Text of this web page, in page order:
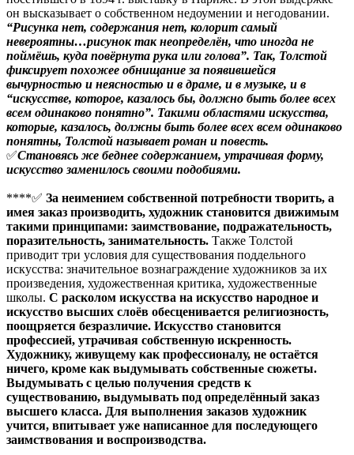
он высказывает о собственном недоумении и негодовании.
“Рисунка нет, содержания нет, колорит самый
невероятны…рисунок так неопределён, что иногда не
поймёшь, куда повёрнута рука или голова”. Так, Толстой
фиксирует похожее обнищание за появившейся
вычурностью и неясностью и в драме, и в музыке, и в
“искусстве, которое, казалось бы, должно быть более всех
всем одинаково понятно”. Такими областями искусства,
которые, казалось, должны быть более всех всем одинаково
понятны, Толстой называет роман и повесть.
✅Становясь же беднее содержанием, утрачивая форму,
искусство заменилось своими подобиями.
****✅ За неимением собственной потребности творить, а
имея заказ производить, художник становится движимым
такими принципами: заимствование, подражательность,
поразительность, занимательность. Также Толстой
приводит три условия для существования поддельного
искусства: значительное вознаграждение художников за их
произведения, художественная критика, художественные
школы. С расколом искусства на искусство народное и
искусство высших слоёв обесценивается религиозность,
поощряется безразличие. Искусство становится
профессией, утрачивая собственную искренность.
Художнику, живущему как профессионалу, не остаётся
ничего, кроме как выдумывать собственные сюжеты.
Выдумывать с целью получения средств к
существованию, выдумывать под определённый заказ
высшего класса. Для выполнения заказов художник
учится, впитывает уже написанное для последующего
заимствования и воспроизводства.